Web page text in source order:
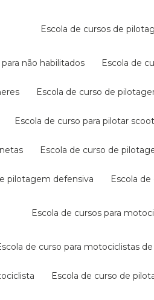
escola de cursos de
não habilitados escola de
escola de curso de
escola de curso para pilotar
escola de curso de
pilotagem defensiva escola
escola de cursos para
escola de curso para motociclistas
escola de curso de